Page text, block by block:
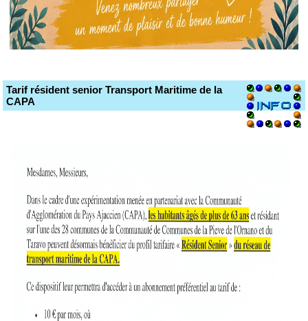
Tarif résident senior Transport Maritime de la
CAPA